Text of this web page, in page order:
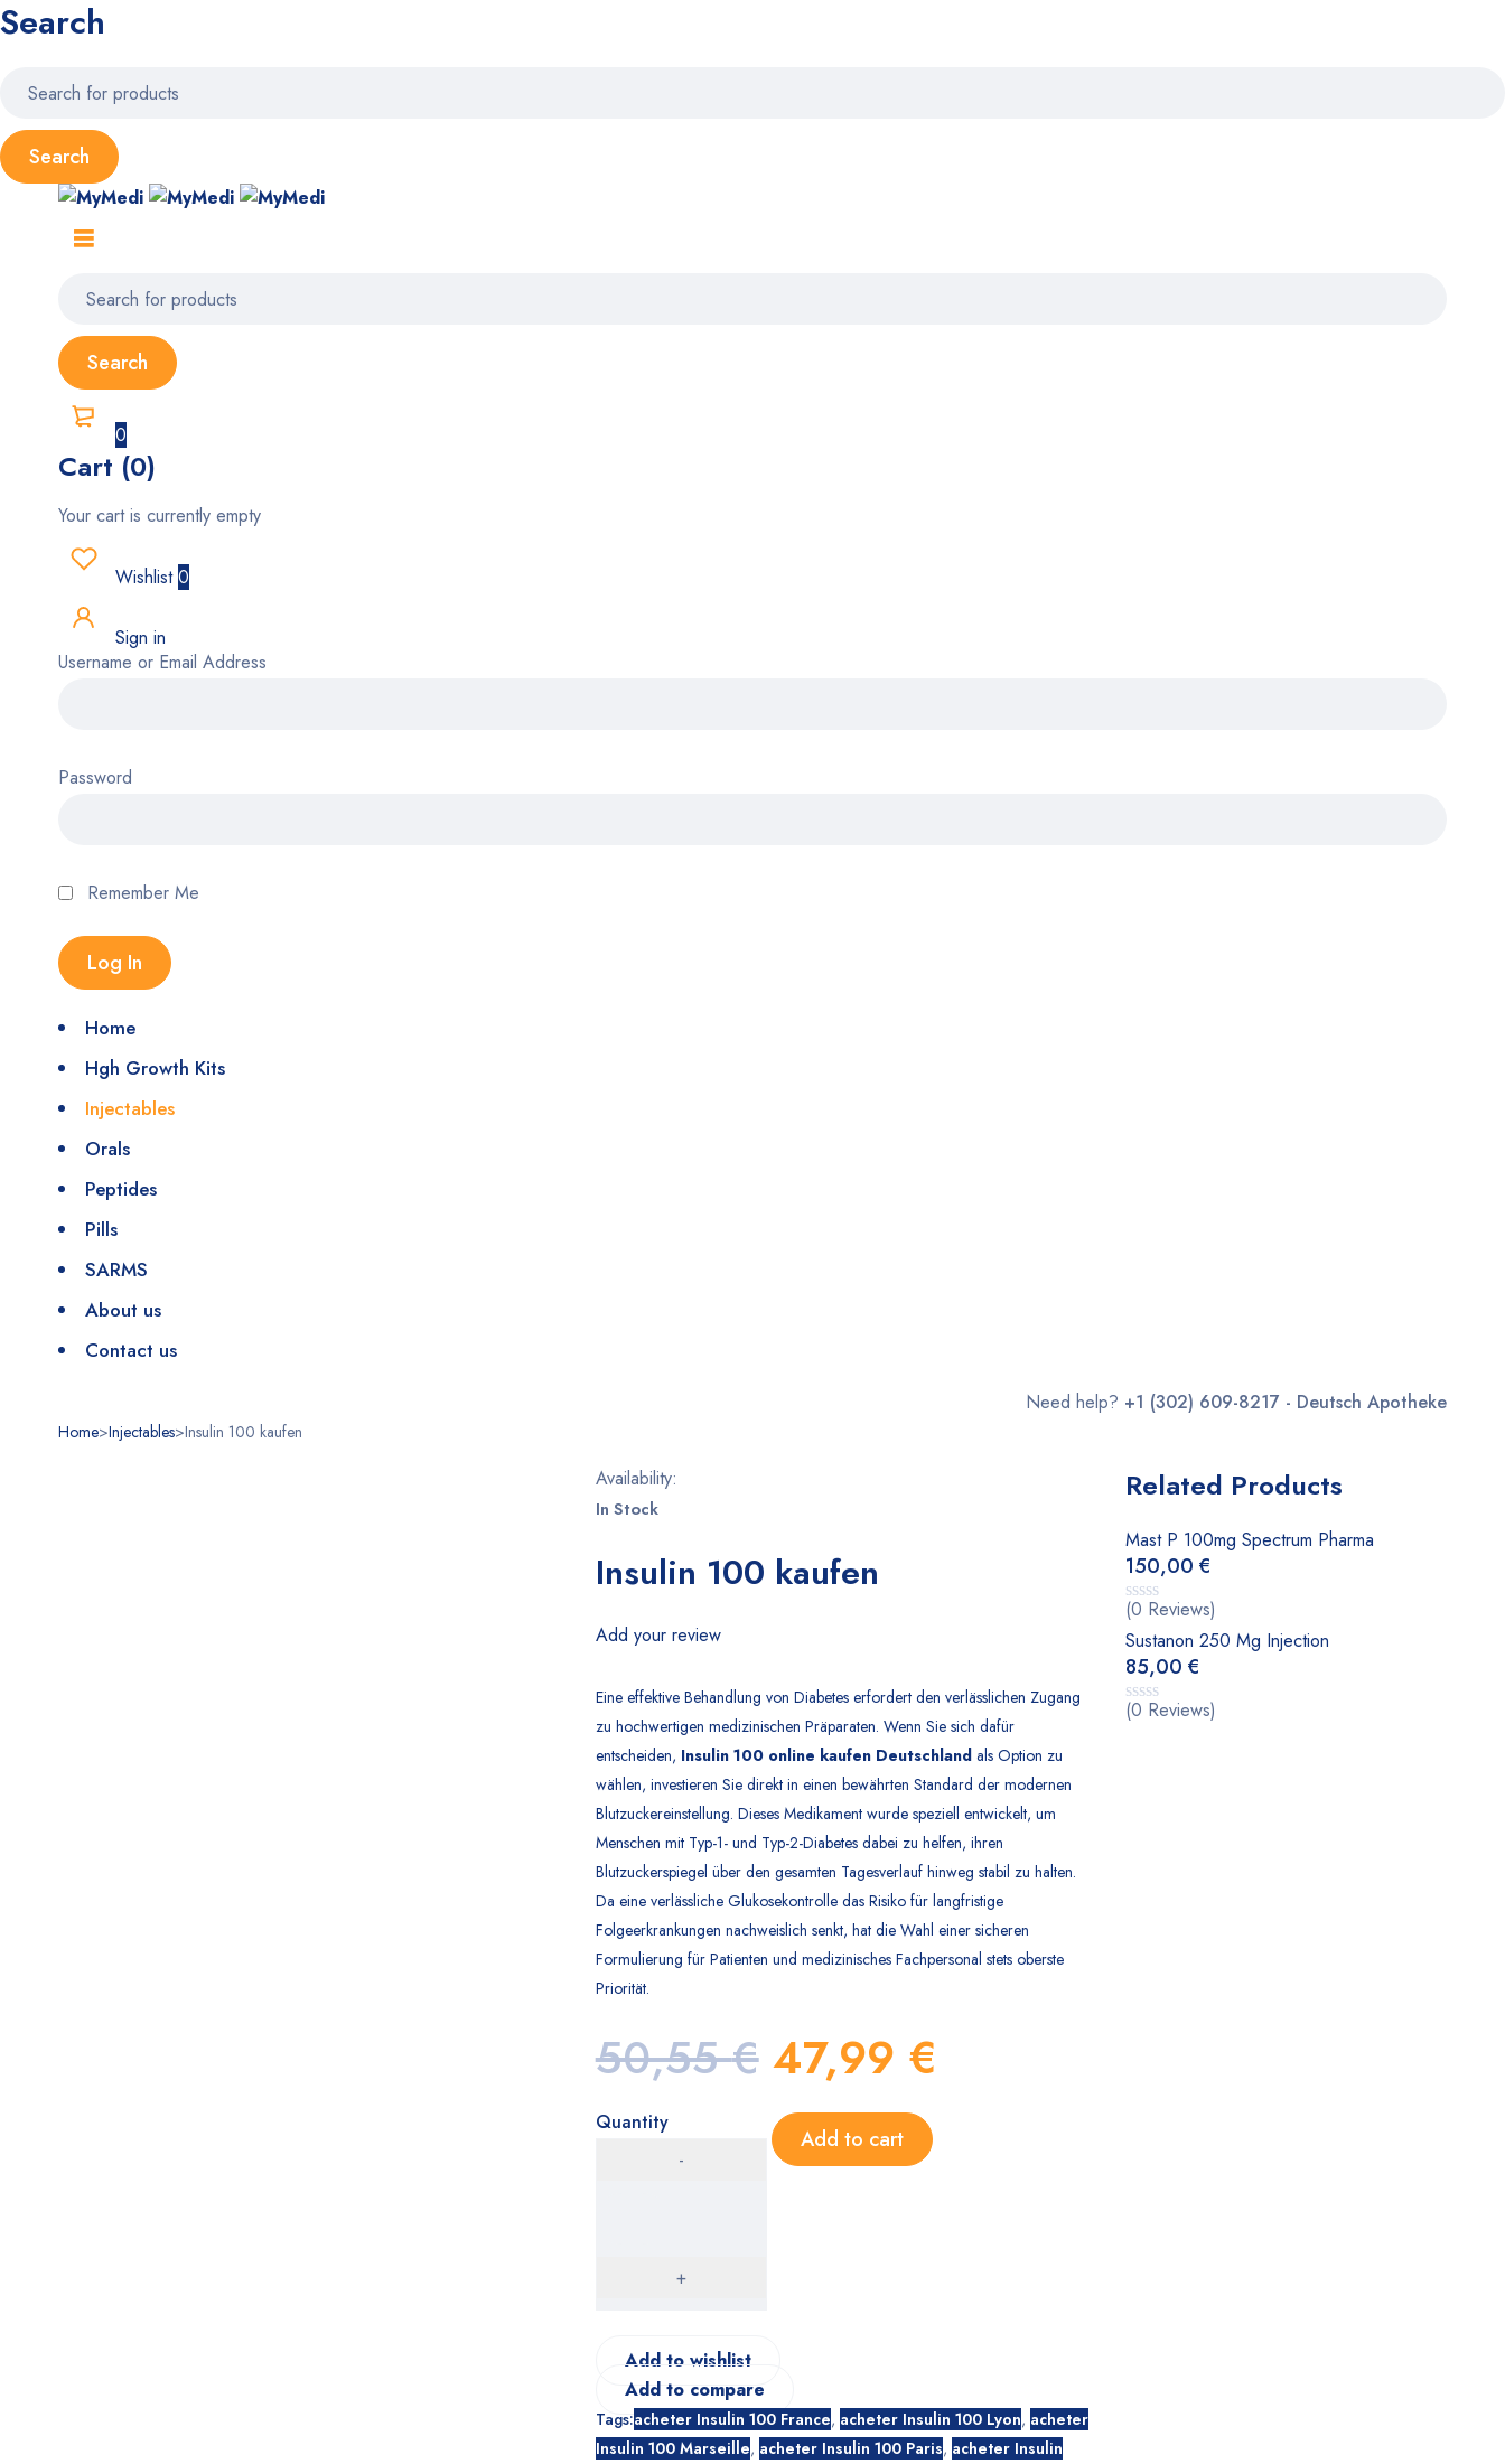
Search
0
Cart (0)
Your cart is currently empty
Wishlist0
Sign in
Username or Email Address
Password
Remember Me
Home
Hgh Growth Kits
Injectables
Orals
Peptides
Pills
SARMS
About us
Contact us
Need help? +1 (302) 609-8217 - Deutsch Apotheke
Home>Injectables>Insulin 100 kaufen
Availability:
In Stock
Insulin 100 kaufen
Add your review
Eine effektive Behandlung von Diabetes erfordert den verlässlichen Zugang
zu hochwertigen medizinischen Präparaten. Wenn Sie sich dafür
entscheiden, Insulin 100 online kaufen Deutschlandals Option zu
wählen, investieren Sie direkt in einen bewährten Standard der modernen
Blutzuckereinstellung. Dieses Medikament wurde speziell entwickelt, um
Menschen mit Typ-1- und Typ-2-Diabetes dabei zu helfen, ihren
Blutzuckerspiegel über den gesamten Tagesverlauf hinweg stabil zu halten.
Da eine verlässliche Glukosekontrolle das Risiko für langfristige
Folgeerkrankungen nachweislich senkt, hat die Wahl einer sicheren
Formulierung für Patienten und medizinisches Fachpersonal stets oberste
Priorität.
50,55€ 47,99 €
Quantity
Add to cart
Add to wishlist
Add to compare
Tags:acheter Insulin 100 France, acheter Insulin 100 Lyon, acheter
Insulin 100 Marseille, acheter Insulin 100 Paris, acheter Insulin
Related Products
Mast P 100mg Spectrum Pharma
150,00 €
(0 Reviews)
Sustanon 250 Mg Injection
85,00 €
(0 Reviews)